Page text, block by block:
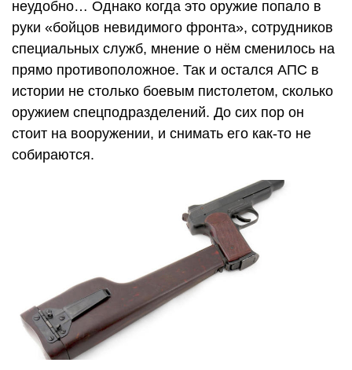
неудобно… Однако когда это оружие попало в
руки «бойцов невидимого фронта», сотрудников
специальных служб, мнение о нём сменилось на
прямо противоположное. Так и остался АПС в
истории не столько боевым пистолетом, сколько
оружием спецподразделений. До сих пор он
стоит на вооружении, и снимать его как-то не
собираются.